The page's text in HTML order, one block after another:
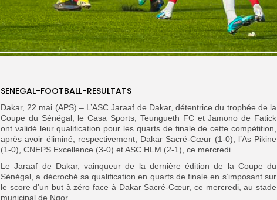
SENEGAL-FOOTBALL-RESULTATS
Dakar, 22 mai (APS) – L’ASC Jaraaf de Dakar, détentrice du trophée de la
Coupe du Sénégal, le Casa Sports, Teungueth FC et Jamono de Fatick
ont validé leur qualification pour les quarts de finale de cette compétition,
après avoir éliminé, respectivement, Dakar Sacré-Cœur (1-0), l’As Pikine
(1-0), CNEPS Excellence (3-0) et ASC HLM (2-1), ce mercredi.
Le Jaraaf de Dakar, vainqueur de la dernière édition de la Coupe du
Sénégal, a décroché sa qualification en quarts de finale en s’imposant sur
le score d’un but à zéro face à Dakar Sacré-Cœur, ce mercredi, au stade
municipal de Ngor.